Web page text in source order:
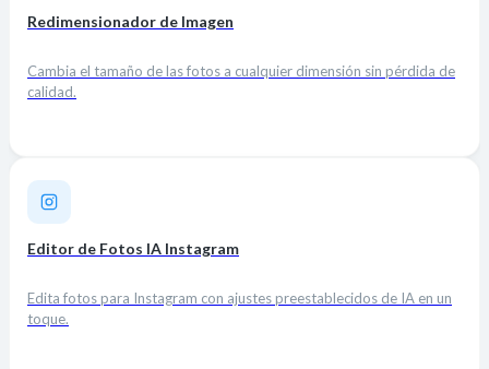
Redimensionador de Imagen
Cambia el tamaño de las fotos a cualquier dimensión sin pérdida de
calidad.
Editor de Fotos IA Instagram
Edita fotos para Instagram con ajustes preestablecidos de IA en un
toque.